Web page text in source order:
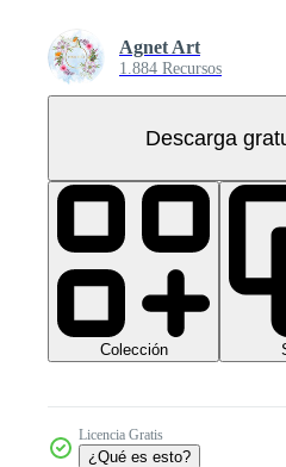
Agnet Art
1.884 Recursos
Descarga
Colección
Licencia Gratis
¿Qué es esto?